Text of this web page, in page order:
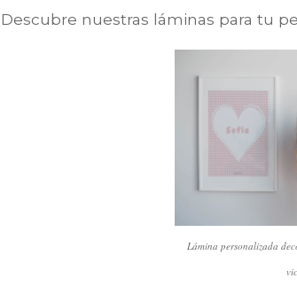
Descubre nuestras láminas para tu
Lámina personalizada